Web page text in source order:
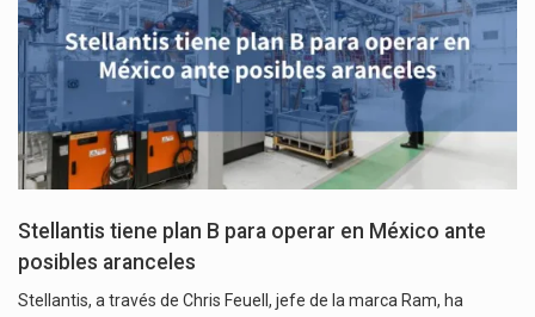
Stellantis tiene plan B para operar en México ante
posibles aranceles
Stellantis, a través de Chris Feuell, jefe de la marca Ram, ha